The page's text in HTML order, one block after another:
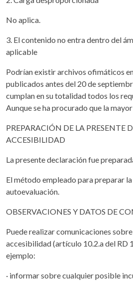
No aplica.
3. El contenido no entra dentro del
aplicable
Podrían existir archivos ofimáticos
publicados antes del 20 de
cumplan en su totalidad todos los
Aunque se ha procurado que la
PREPARACIÓN DE LA PRESENTE
ACCESIBILIDAD
La presente declaración fue
El método empleado para preparar
autoevaluación.
OBSERVACIONES Y DATOS DE
Puede realizar comunicaciones
accesibilidad (artículo 10.2.a del RD
ejemplo:
· informar sobre cualquier posible